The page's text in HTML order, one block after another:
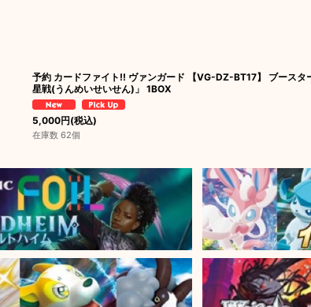
予約 カードファイト!! ヴァンガード 【VG-DZ-BT17】 ブースタ
星戦(うんめいせいせん)」 1BOX
5,000円(税込)
在庫数 62個